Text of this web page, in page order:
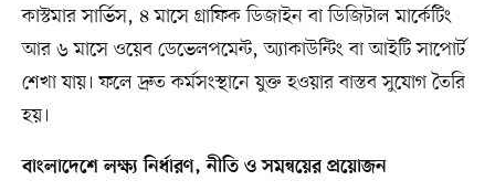
কাস্টমার সার্ভিস, ৪ মাসে গ্রাফিক ডিজাইন বা ডিজিটাল মার্কেটিং
আর ৬ মাসে ওয়েব ডেভেলপমেন্ট, অ্যাকাউন্টিং বা আইটি সাপোর্ট
শেখা যায়। ফলে দ্রুত কর্মসংস্থানে যুক্ত হওয়ার বাস্তব সুযোগ তৈরি
হয়।
বাংলাদেশে লক্ষ্য নির্ধারণ, নীতি ও সমন্বয়ের প্রয়োজন